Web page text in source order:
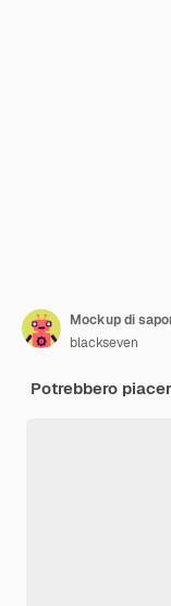
Mockup di
blackseven
Potrebbero